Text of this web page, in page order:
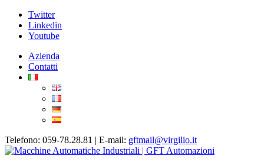
Twitter
Linkedin
Youtube
Azienda
Contatti
Telefono: 059-78.28.81 | E-mail: gftmail@virgilio.it